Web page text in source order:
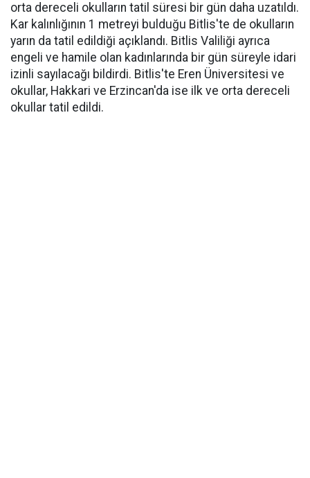
orta dereceli okulların tatil süresi bir gün daha uzatıldı.
Kar kalınlığının 1 metreyi bulduğu Bitlis'te de okulların
yarın da tatil edildiği açıklandı. Bitlis Valiliği ayrıca
engeli ve hamile olan kadınlarında bir gün süreyle idari
izinli sayılacağı bildirdi. Bitlis'te Eren Üniversitesi ve
okullar, Hakkari ve Erzincan'da ise ilk ve orta dereceli
okullar tatil edildi.